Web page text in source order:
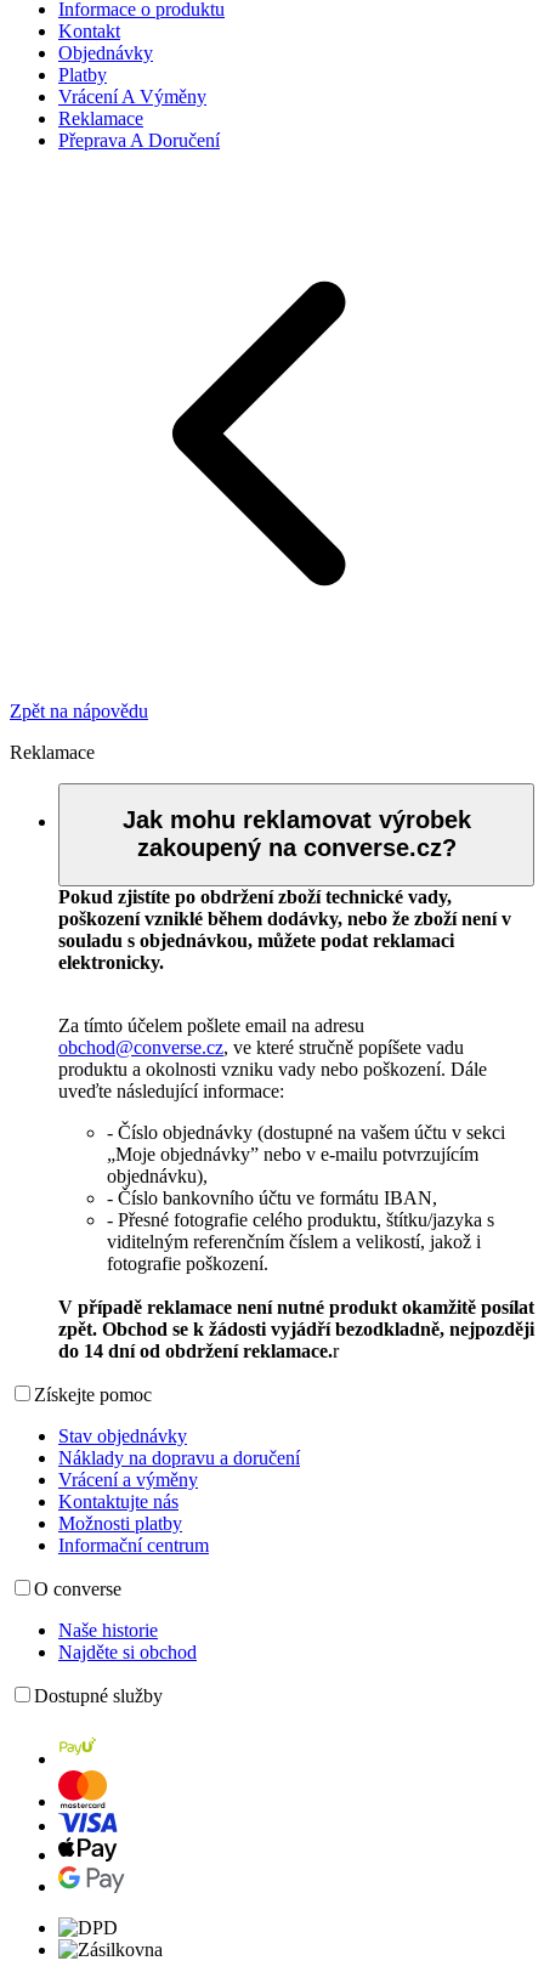
Informace o produktu
Kontakt
Objednávky
Platby
Vrácení A Výměny
Reklamace
Přeprava A Doručení
Zpět na nápovědu
Reklamace
Jak mohu reklamovat výrobek
zakoupený na converse.cz?
Pokud zjistíte po obdržení zboží technické vady,
poškození vzniklé během dodávky, nebo že zboží není v
souladu s objednávkou, můžete podat reklamaci
elektronicky.
Za tímto účelem pošlete email na adresu
obchod@converse.cz, ve které stručně popíšete vadu
produktu a okolnosti vzniku vady nebo poškození. Dále
uveďte následující informace:
- Číslo objednávky (dostupné na vašem účtu v sekci
„Moje objednávky” nebo v e-mailu potvrzujícím
objednávku),
- Číslo bankovního účtu ve formátu IBAN,
- Přesné fotografie celého produktu, štítku/jazyka s
viditelným referenčním číslem a velikostí, jakož i
fotografie poškození.
V případě reklamace není nutné produkt okamžitě posílat
zpět. Obchod se k žádosti vyjádří bezodkladně, nejpozději
do 14 dní od obdržení reklamace.r
Získejte pomoc
Stav objednávky
Náklady na dopravu a doručení
Vrácení a výměny
Kontaktujte nás
Možnosti platby
Informační centrum
O converse
Naše historie
Najděte si obchod
Dostupné služby